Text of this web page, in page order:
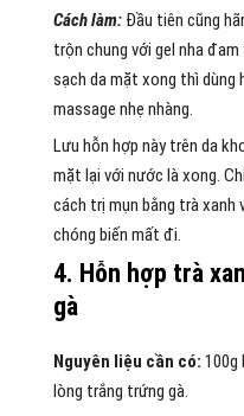
Cách làm:Đầu tiên cũng
trộn chung với gel nha
sạch da mặt xong thì dùng
massage nhẹ nhàng.
Lưu hỗn hợp này trên da
mặt lại với nước là xong.
cách trị mụn bằng trà xanh
chóng biến mất đi.
4. Hỗn hợp trà
gà
Nguyên liệu cần có: 100g
lòng trắng trứng gà.